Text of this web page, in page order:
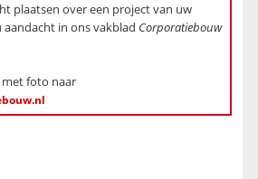
plaatsen over een project van uw
in ons vakblad Corporatiebouw
foto naar